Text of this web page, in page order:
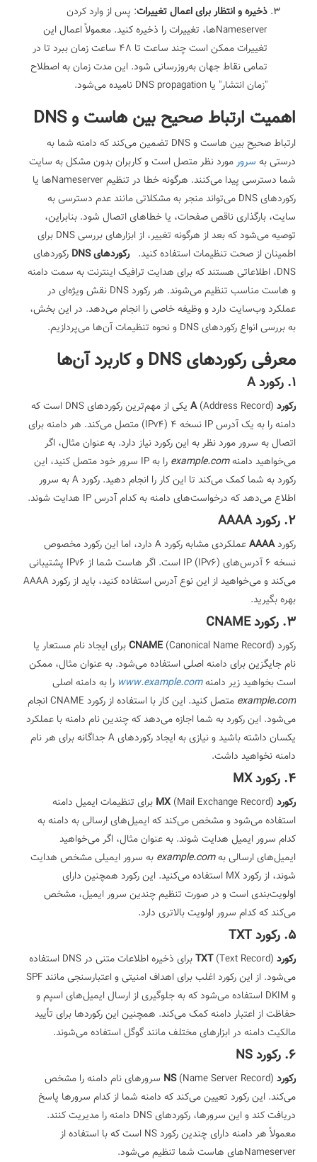
ذخیره و انتظار برای اعمال تغییرات: پس از وارد کردن
Nameserverها، تغییرات را ذخیره کنید. معمولاً اعمال این
تغییرات ممکن است چند ساعت تا 48 ساعت زمان ببرد تا در
تمامی نقاط جهان به‌روزرسانی شود. این مدت زمان به اصطلاح
"زمان انتشار" یا DNS propagation نامیده می‌شود.
اهمیت ارتباط صحیح بین هاست و DNS
ارتباط صحیح بین هاست و DNS تضمین می‌کند که دامنه شما به
درستی به سرورمورد نظر متصل است و کاربران بدون مشکل به سایت
شما دسترسی پیدا می‌کنند. هرگونه خطا در تنظیم Nameserverها یا
رکوردهای DNS می‌تواند منجر به مشکلاتی مانند عدم دسترسی به
سایت، بارگذاری ناقص صفحات، یا خطاهای اتصال شود. بنابراین،
توصیه می‌شود که بعد از هرگونه تغییر، از ابزارهای بررسی DNS برای
اطمینان از صحت تنظیمات استفاده کنید. رکوردهای DNS
رکوردهای
DNS، اطلاعاتی هستند که برای هدایت ترافیک اینترنت به سمت دامنه
و هاست مناسب تنظیم می‌شوند. هر رکورد DNS نقش ویژه‌ای در
عملکرد وب‌سایت دارد و وظیفه خاصی را انجام می‌دهد. در این بخش،
به بررسی انواع رکوردهای DNS و نحوه تنظیمات آن‌ها می‌پردازیم.
معرفی رکوردهای DNS و کاربرد آن‌ها
1. رکورد A
رکورد A
(Address Record) یکی از مهم‌ترین رکوردهای DNS است که
دامنه را به یک آدرس IP نسخه 4 (IPv4) متصل می‌کند. هر دامنه برای
اتصال به سرور مورد نظر به این رکورد نیاز دارد. به عنوان مثال، اگر
می‌خواهید دامنهexample.com
را به IP سرور خود متصل کنید، این
رکورد به شما کمک می‌کند تا این کار را انجام دهید. رکورد A به سرور
اطلاع می‌دهد که درخواست‌های دامنه به کدام آدرس IP هدایت شوند.
2. رکورد AAAA
رکوردAAAA
عملکردی مشابه رکورد A دارد، اما این رکورد مخصوص
نسخه 6 آدرس‌های IP (IPv6) است. اگر هاست شما از IPv6 پشتیبانی
می‌کند و می‌خواهید از این نوع آدرس استفاده کنید، باید از رکورد AAAA
بهره بگیرید.
3. رکورد CNAME
رکورد CNAME(Canonical Name Record) برای ایجاد نام مستعار یا
نام جایگزین برای دامنه اصلی استفاده می‌شود. به عنوان مثال، ممکن
است بخواهید زیر دامنهwww.example.com را به دامنه اصلی
example.com
متصل کنید. این کار با استفاده از رکورد CNAME انجام
می‌شود. این رکورد به شما اجازه می‌دهد که چندین نام دامنه با عملکرد
یکسان داشته باشید و نیازی به ایجاد رکوردهای A جداگانه برای هر نام
دامنه نخواهید داشت.
4. رکورد MX
رکورد MX
(Mail Exchange Record) برای تنظیمات ایمیل دامنه
استفاده می‌شود و مشخص می‌کند که ایمیل‌های ارسالی به دامنه به
کدام سرور ایمیل هدایت شوند. به عنوان مثال، اگر می‌خواهید
ایمیل‌های ارسالی بهexample.com به سرور ایمیلی مشخص هدایت
شوند، از رکورد MX استفاده می‌کنید. این رکورد همچنین دارای
اولویت‌بندی است و در صورت تنظیم چندین سرور ایمیل، مشخص
می‌کند که کدام سرور اولویت بالاتری دارد.
5. رکورد TXT
رکورد TXT
(Text Record) برای ذخیره اطلاعات متنی در DNS استفاده
می‌شود. از این رکورد اغلب برای اهداف امنیتی و اعتبارسنجی مانند SPF
و DKIM استفاده می‌شود که به جلوگیری از ارسال ایمیل‌های اسپم و
حفاظت از اعتبار دامنه کمک می‌کند. همچنین این رکوردها برای تأیید
مالکیت دامنه در ابزارهای مختلف مانند گوگل استفاده می‌شوند.
6. رکورد NS
رکورد NS
(Name Server Record) سرورهای نام دامنه را مشخص
می‌کند. این رکورد تعیین می‌کند که دامنه شما از کدام سرورها پاسخ
دریافت کند و این سرورها، رکوردهای DNS دامنه را مدیریت کنند.
معمولاً هر دامنه دارای چندین رکورد NS است که با استفاده از
Nameserverهای هاست شما تنظیم می‌شود.